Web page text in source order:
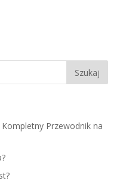
Kompletny Przewodnik na